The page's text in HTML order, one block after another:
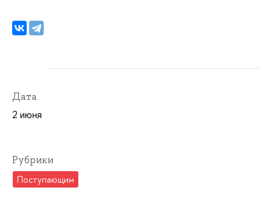
Дата
2 июня
Рубрики
Поступающим